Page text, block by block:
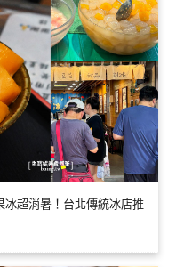
冰超消暑！台北傳統冰店推